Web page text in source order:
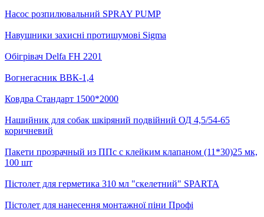
Насос розпилювальний SPRAY PUMP
Навушники захисні протишумові Sigma
Обігрівач Delfa FH 2201
Вогнегасник ВВК-1,4
Ковдра Стандарт 1500*2000
Нашийник для собак шкіряний подвійний ОД 4,5/54-65
коричневий
Пакети прозрачный из ППс с клейким клапаном (11*30)25 мк,
100 шт
Пістолет для герметика 310 мл "скелетний" SPARTA
Пістолет для нанесення монтажної піни Профі